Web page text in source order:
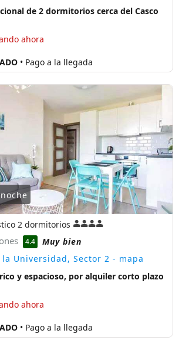
de 2 dormitorios cerca del Casco
ahora
• Pago a la llegada
noche
2 dormitorios
4.4
Muy bien
la Universidad, Sector 2 - mapa
y espacioso, por alquiler corto plazo
ahora
• Pago a la llegada